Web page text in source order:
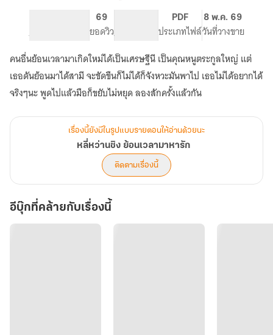
เวลา
มา
หา
รัก
จำนวนหน้า (A5)
69
ยอดวิวระดับเนื้อหา
PDF
ประเภทไฟล์
8 พ.ค. 69
วันที่วางขาย
คนอื่นย้อนเวลามาเกิดใหม่ได้เป็นเศรษฐีนี เป็นคุณหนูตระกูลใหญ่ แต่
เธอดันย้อนมาได้สามี จะขัดขืนก็ไม่ได้ก็จังหวะมันพาไป เธอไม่ได้อยากได้
จริงๆนะ พูดไปแล้วมือก็ขยับไม่หยุด ลองสักครั้งแล้วกัน
เรื่องนี้ยังมีในรูปแบบรายตอนให้อ่านด้วยนะ
หลี่หว่านชิง ย้อนเวลามาหารัก
ติดตามเรื่องนี้
อีบุ๊กที่คล้ายกับเรื่องนี้